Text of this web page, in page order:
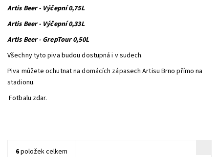
Artis Beer - Výčepní 0,75L
Artis Beer - Výčepní 0,33L
Artis Beer - GrepTour 0,50L
Všechny tyto piva budou dostupná i v sudech.
Piva můžete ochutnat na domácích zápasech Artisu Brno přímo na
stadionu.
Fotbalu zdar.
6položek celkem